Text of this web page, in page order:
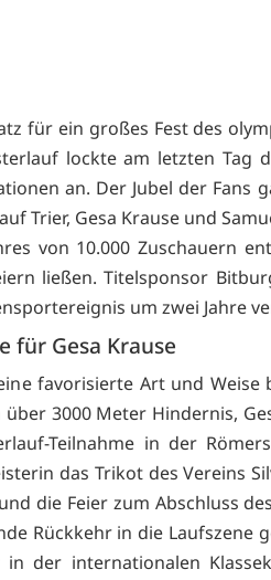
für ein großes Fest des
lockte am letzten Tag
an. Der Jubel der Fans
Trier, Gesa Krause und
von 10.000 Zuschauern
ließen. Titelsponsor
um zwei Jahre
für Gesa Krause
favorisierte Art und Weise
3000 Meter Hindernis,
Teilnahme in der
das Trikot des Vereins
die Feier zum Abschluss
Rückkehr in die Laufszene
der internationalen